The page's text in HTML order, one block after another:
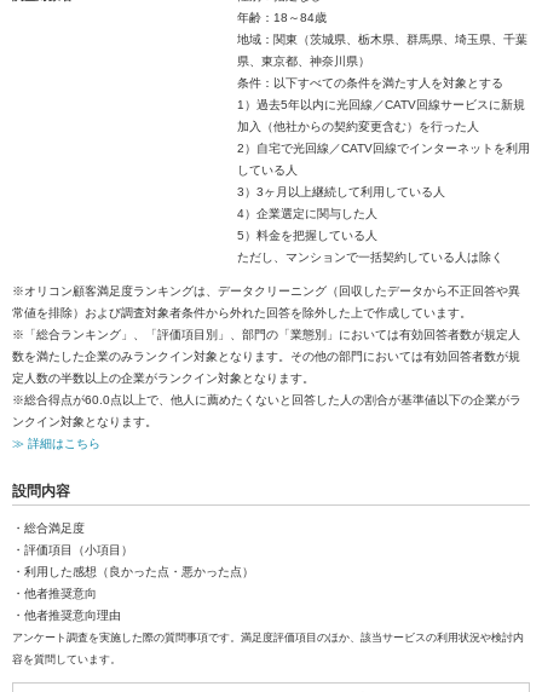
年齢：18～84歳
地域：関東（茨城県、栃木県、群馬県、埼玉県、千葉
県、東京都、神奈川県）
条件：以下すべての条件を満たす人を対象とする
1）過去5年以内に光回線／CATV回線サービスに新規
加入（他社からの契約変更含む）を行った人
2）自宅で光回線／CATV回線でインターネットを利用
している人
3）3ヶ月以上継続して利用している人
4）企業選定に関与した人
5）料金を把握している人
ただし、マンションで一括契約している人は除く
※オリコン顧客満足度ランキングは、データクリーニング（回収したデータから不正回答や異
常値を排除）および調査対象者条件から外れた回答を除外した上で作成しています。
※「総合ランキング」、「評価項目別」、部門の「業態別」においては有効回答者数が規定人
数を満たした企業のみランクイン対象となります。その他の部門においては有効回答者数が規
定人数の半数以上の企業がランクイン対象となります。
※総合得点が60.0点以上で、他人に薦めたくないと回答した人の割合が基準値以下の企業がラ
ンクイン対象となります。
≫ 詳細はこちら
設問内容
・総合満足度
・評価項目（小項目）
・利用した感想（良かった点・悪かった点）
・他者推奨意向
・他者推奨意向理由
アンケート調査を実施した際の質問事項です。満足度評価項目のほか、該当サービスの利用状況や検討内
容を質問しています。